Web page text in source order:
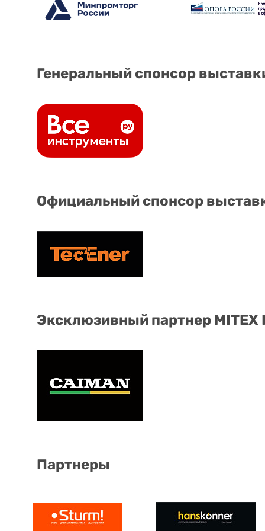
Генеральный спонсор
Официальный спонсор
Эксклюзивный партнер
Партнеры